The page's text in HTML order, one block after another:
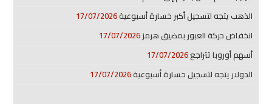
الذهب يتجه لتسجيل أكبر خسارة أسبوعية17/07/2026
انخفاض حركة العبور بمضيق هرمز17/07/2026
أسهم أوروبا تتراجع17/07/2026
الدولار يتجه لتسجيل خسارة أسبوعية17/07/2026